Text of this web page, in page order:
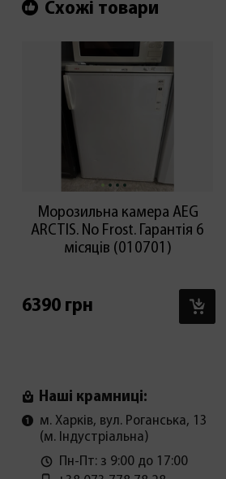
Схожі товари
Морозильна камера AEG
ARCTIS. No Frost. Гарантія 6
місяців (010701)
6390 грн
Наші крамниці:
м. Харків, вул. Роганська, 13
(м. Індустріальна)
Пн-Пт: з 9:00 до 17:00